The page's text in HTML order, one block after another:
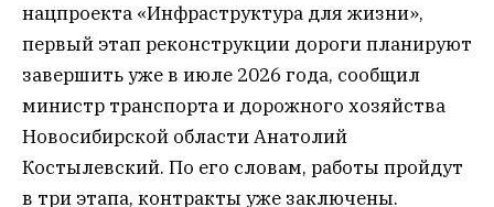
нацпроекта «Инфраструктура для жизни»,
первый этап реконструкции дороги планируют
завершить уже в июле 2026 года, сообщил
министр транспорта и дорожного хозяйства
Новосибирской области Анатолий
Костылевский. По его словам, работы пройдут
в три этапа, контракты уже заключены.